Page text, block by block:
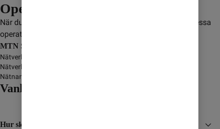
Operatörer
När du är i Sydsudan så kopplas du upp mot någon av dessa
operatörer:
MTN South Sudan
Nätverksnamn
Nätverkstyp
Nätnamn i display
Vanliga frågor och svar
Hur skyddar jag mig från höga kostnader i utlandet?